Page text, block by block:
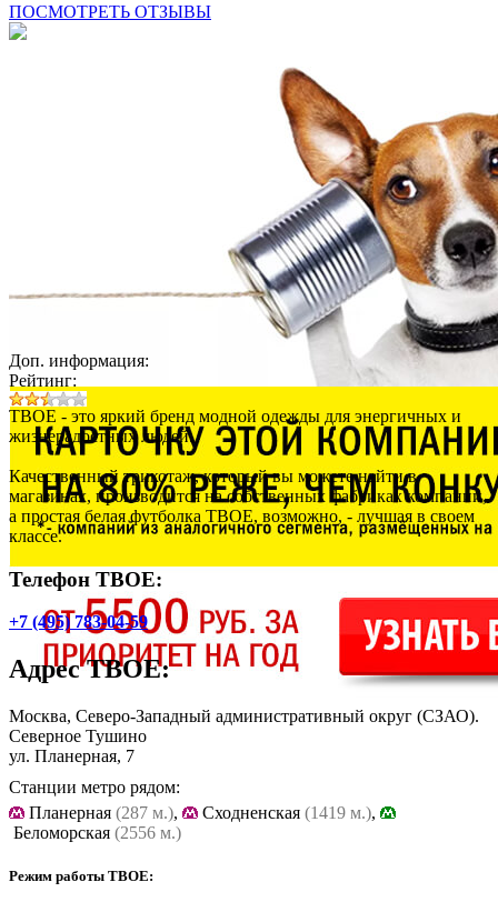
ПОСМОТРЕТЬ ОТЗЫВЫ
Доп. информация:
Рейтинг:
ТВОЕ - это яркий бренд модной одежды для энергичных и
жизнерадостных людей.
Качественный трикотаж, который вы можете найти в
магазинах, производится на собственных фабриках компании,
а простая белая футболка ТВОЕ, возможно, - лучшая в своем
классе.
Телефон ТВОЕ:
+7 (495) 783-04-59
АдресТВОЕ:
Москва, Северо-Западный административный округ (СЗАО).
Северное Тушино
ул. Планерная, 7
Станции метро рядом:
Планерная (287 м.), Cходненская (1419 м.),
Беломорская (2556 м.)
Режим работы ТВОЕ: